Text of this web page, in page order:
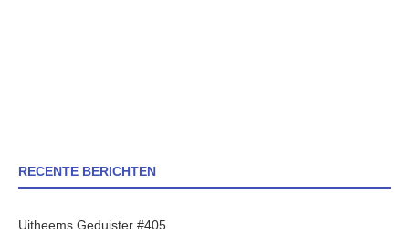
RECENTE BERICHTEN
Uitheems Geduister #405